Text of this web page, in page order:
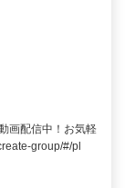
画配信中！お気軽
group/#/pl